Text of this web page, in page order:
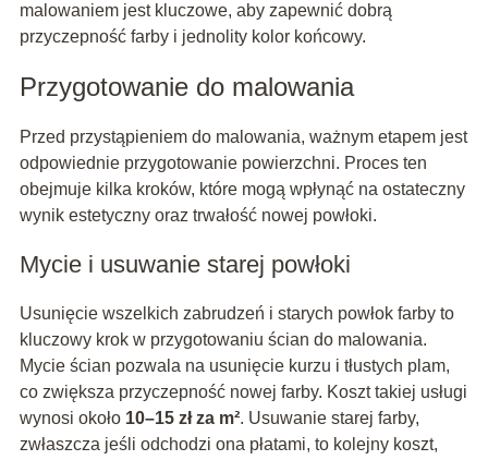
malowaniem jest kluczowe, aby zapewnić dobrą
przyczepność farby i jednolity kolor końcowy.
Przygotowanie do malowania
Przed przystąpieniem do malowania, ważnym etapem jest
odpowiednie przygotowanie powierzchni. Proces ten
obejmuje kilka kroków, które mogą wpłynąć na ostateczny
wynik estetyczny oraz trwałość nowej powłoki.
Mycie i usuwanie starej powłoki
Usunięcie wszelkich zabrudzeń i starych powłok farby to
kluczowy krok w przygotowaniu ścian do malowania.
Mycie ścian pozwala na usunięcie kurzu i tłustych plam,
co zwiększa przyczepność nowej farby. Koszt takiej usługi
wynosi około 10–15 zł za m². Usuwanie starej farby,
zwłaszcza jeśli odchodzi ona płatami, to kolejny koszt,